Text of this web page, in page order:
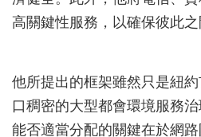
高關鍵性服務，以確保彼此之
他所提出的框架雖然只是紐
口稠密的大型都會環境服務
能否適當分配的關鍵在於網